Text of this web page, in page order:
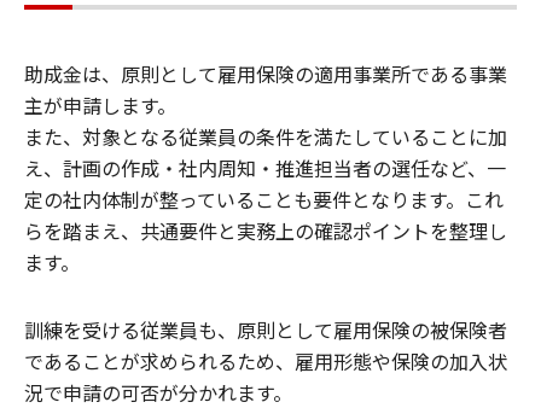
助成金は、原則として雇用保険の適用事業所である事業
主が申請します。
また、対象となる従業員の条件を満たしていることに加
え、計画の作成・社内周知・推進担当者の選任など、一
定の社内体制が整っていることも要件となります。これ
らを踏まえ、共通要件と実務上の確認ポイントを整理し
ます。
訓練を受ける従業員も、原則として雇用保険の被保険者
であることが求められるため、雇用形態や保険の加入状
況で申請の可否が分かれます。